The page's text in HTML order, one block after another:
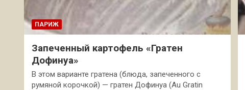
ПАРИЖ
Запеченный картофель «Гратен
Дофинуа»
В этом варианте гратена (блюда, запеченного с
румяной корочкой) — гратен Дофинуа (Au Gratin